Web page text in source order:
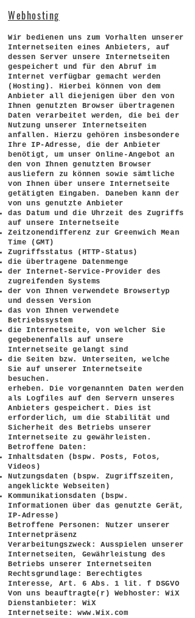
Webhosting
Wir bedienen uns zum Vorhalten unserer
Internetseiten eines Anbieters, auf
dessen Server unsere Internetseiten
gespeichert und für den Abruf im
Internet verfügbar gemacht werden
(Hosting). Hierbei können von dem
Anbieter all diejenigen über den von
Ihnen genutzten Browser übertragenen
Daten verarbeitet werden, die bei der
Nutzung unserer Internetseiten
anfallen. Hierzu gehören insbesondere
Ihre IP-Adresse, die der Anbieter
benötigt, um unser Online-Angebot an
den von Ihnen genutzten Browser
ausliefern zu können sowie sämtliche
von Ihnen über unsere Internetseite
getätigten Eingaben. Daneben kann der
von uns genutzte Anbieter
das Datum und die Uhrzeit des Zugriffs
auf unsere Internetseite
Zeitzonendifferenz zur Greenwich Mean
Time (GMT)
Zugriffsstatus (HTTP-Status)
die übertragene Datenmenge
der Internet-Service-Provider des
zugreifenden Systems
der von Ihnen verwendete Browsertyp
und dessen Version
das von Ihnen verwendete
Betriebssystem
die Internetseite, von welcher Sie
gegebenenfalls auf unsere
Internetseite gelangt sind
die Seiten bzw. Unterseiten, welche
Sie auf unserer Internetseite
besuchen.
erheben. Die vorgenannten Daten werden
als Logfiles auf den Servern unseres
Anbieters gespeichert. Dies ist
erforderlich, um die Stabilität und
Sicherheit des Betriebs unserer
Internetseite zu gewährleisten.
Betroffene Daten:
Inhaltsdaten (bspw. Posts, Fotos,
Videos)
Nutzungsdaten (bspw. Zugriffszeiten,
angeklickte Webseiten)
Kommunikationsdaten (bspw.
Informationen über das genutzte Gerät,
IP-Adresse)
Betroffene Personen: Nutzer unserer
Internetpräsenz
Verarbeitungszweck: Ausspielen unserer
Internetseiten, Gewährleistung des
Betriebs unserer Internetseiten
Rechtsgrundlage: Berechtigtes
Interesse, Art. 6 Abs. 1 lit. f DSGVO
Von uns beauftragte(r) Webhoster: WiX
Dienstanbieter: WiX
Internetseite: www.Wix.com